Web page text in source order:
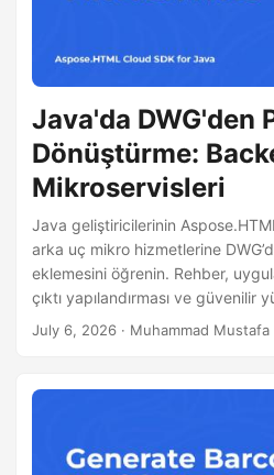
Java'da DWG'den
Dönüştürme:
Mikroservisleri
Java geliştiricilerinin
arka uç mikro hizmetlerine
eklemesini öğrenin. Rehber,
çıktı yapılandırması ve güvenilir
performans ayarlamalarını adım
July 6, 2026 · Muhammad Mustafa